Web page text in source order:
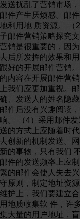
发送扰乱了营销市场
邮件产生厌烦感。邮
地利用地 质资源。 （
子邮件营销策略探究
营销是很重要的，因
去后所发挥的效果和
跟好的开展邮件营销
的内容在开展邮件营
上我们应更加重视。
确、发送人的姓名隐
邮件后没有兴趣阅读
响。 （4）采用邮件
送的方式上应随着时
去创新的机制发送。
新的事物，只有我们
邮件的发送频率上应
繁的邮件会使人失去
守原则，制定地址资
维护上，我们要建立
用地质收集软 件，许
集大量的用户地址，